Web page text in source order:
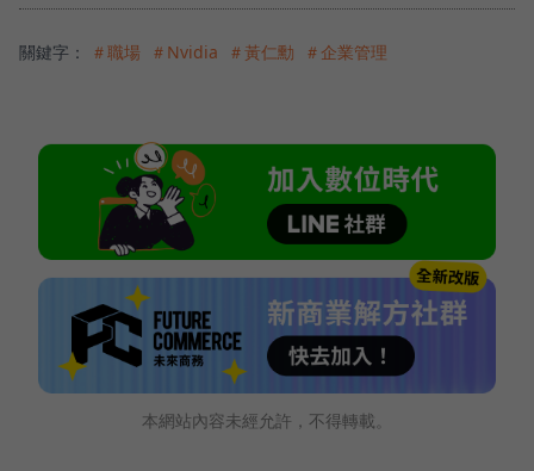
關鍵字： ＃職場 ＃Nvidia ＃黃仁勳 ＃企業管理
本網站內容未經允許，不得轉載。